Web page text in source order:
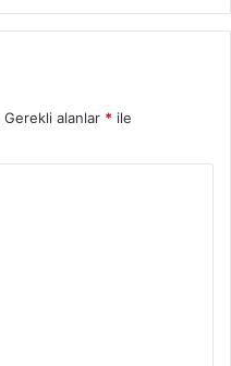
Gerekli alanlar * ile